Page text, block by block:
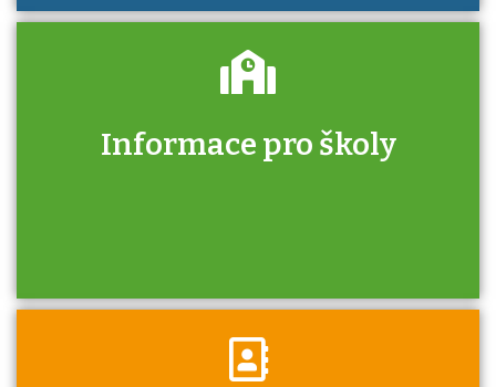
Informace pro školy
Zjistěte, jak se přihlásit ke zkoušce a kde